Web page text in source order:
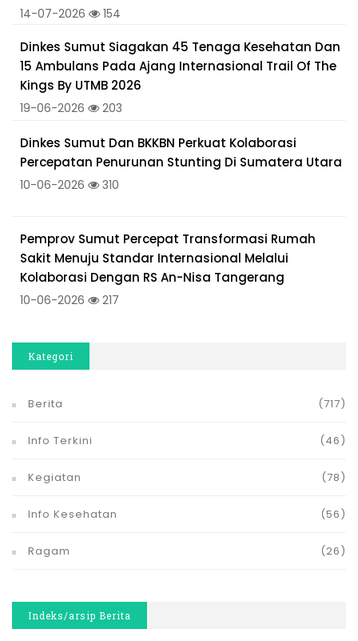
14-07-2026 154
Dinkes Sumut Siagakan 45 Tenaga Kesehatan Dan
15 Ambulans Pada Ajang Internasional Trail Of The
Kings By UTMB 2026
19-06-2026 203
Dinkes Sumut Dan BKKBN Perkuat Kolaborasi
Percepatan Penurunan Stunting Di Sumatera Utara
10-06-2026 310
Pemprov Sumut Percepat Transformasi Rumah
Sakit Menuju Standar Internasional Melalui
Kolaborasi Dengan RS An-Nisa Tangerang
10-06-2026 217
Kategori
Berita (717)
Info Terkini (46)
Kegiatan (78)
Info Kesehatan (56)
Ragam (26)
Indeks/arsip Berita